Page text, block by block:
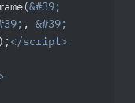
&#39;
, &#39;
); </script>